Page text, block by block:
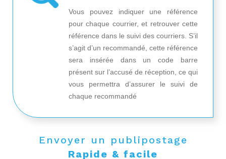
Vous pouvez indiquer une référence
pour chaque courrier, et retrouver cette
référence dans le suivi des courriers. S’il
s’agit d’un recommandé, cette référence
sera insérée dans un code barre
présent sur l’accusé de réception, ce qui
vous permettra d’assurer le suivi de
chaque recommandé
Envoyer un publipostage
Rapide & facile